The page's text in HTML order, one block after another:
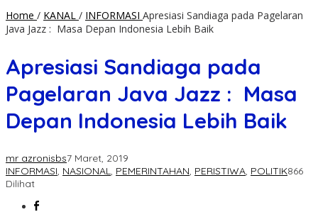
Home / KANAL / INFORMASI Apresiasi Sandiaga pada Pagelaran
Java Jazz : Masa Depan Indonesia Lebih Baik
Apresiasi Sandiaga pada
Pagelaran Java Jazz : Masa
Depan Indonesia Lebih Baik
mr azronisbs7 Maret, 2019
INFORMASI, NASIONAL, PEMERINTAHAN, PERISTIWA, POLITIK866
Dilihat